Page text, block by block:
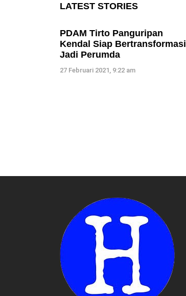
LATEST STORIES
PDAM Tirto Panguripan
Kendal Siap Bertransformasi
Jadi Perumda
27 Februari 2021, 9:22 am